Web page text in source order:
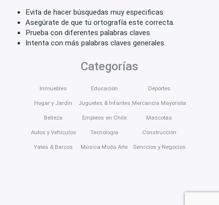
Evita de hacer búsquedas muy especificas
Asegúrate de que tu ortografía este correcta.
Prueba con diferentes palabras claves.
Intenta con más palabras claves generales.
Categorías
Inmuebles
Hogar y Jardín
Belleza
Autos y Vehículos
Yates & Barcos
Educación
Juguetes & Infantes
Empleos en Chile
Tecnología
Música Moda Arte
Deportes
Mercancía Mayorista
Mascotas
Construcción
Servicios y Negocios